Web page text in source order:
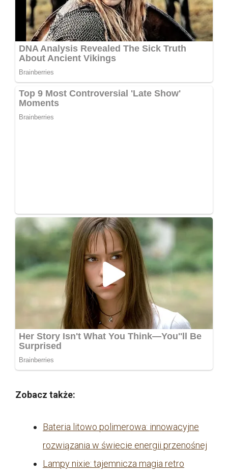
Zobacz także:
Bateria litowo polimerowa: innowacyjne
rozwiązania w świecie energii przenośnej
Lampy nixie: tajemnicza magia retro